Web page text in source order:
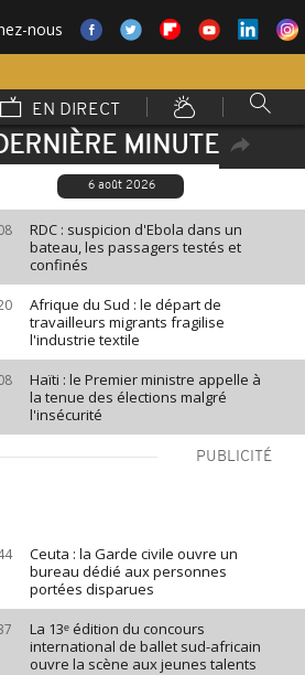
nous
EN DIRECT
MINUTE
6 août 2026
RDC : suspicion d'Ebola dans un
bateau, les passagers testés et
confinés
Afrique du Sud : le départ de
travailleurs migrants fragilise
l'industrie textile
Haïti : le Premier ministre appelle à
la tenue des élections malgré
l'insécurité
PUBLICITÉ
Ceuta : la Garde civile ouvre un
bureau dédié aux personnes
portées disparues
La 13ᵉ édition du concours
international de ballet sud-africain
ouvre la scène aux jeunes talents